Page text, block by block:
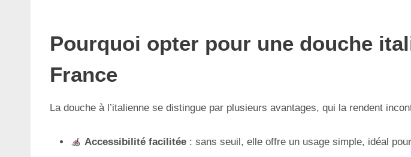
Pourquoi opter pour une douche
France
La douche à l’italienne se distingue par plusieurs avantages, qui la rendent
Accessibilité facilitée : sans seuil, elle offre un usage simple, idéal